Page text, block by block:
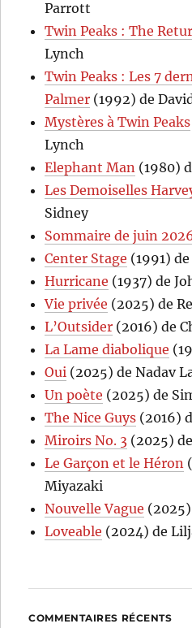
Parrott
Twin Peaks : The
Lynch
Twin Peaks : Les 7
Palmer (1992) de
Mystères à Twin Peaks
Lynch
Elephant Man (1980)
Les Demoiselles
Sidney
Sommaire de juin
Center Stage (1991)
Hurricane (1937) de
Vie privée (2025) de
L’Outsider (2016) de
La Lame diabolique
Oui (2025) de Nadav
Un poète (2025) de
The Nice Guys (2016)
Miroirs No. 3 (2025)
Le Garçon et le Héron
Miyazaki
Nouvelle Vague
Loveable (2024) de
COMMENTAIRES RÉCENTS